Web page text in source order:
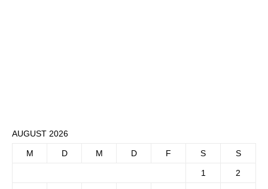
AUGUST 2026
M D M D F S S
1 2